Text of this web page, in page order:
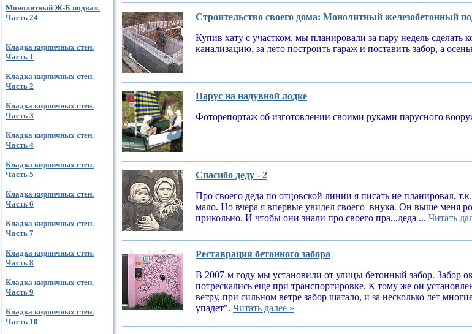
Монолитный Ж-Б подвал.
Часть 24
Кладка кирпичных стен.
Часть 1
Кладка кирпичных стен.
Часть 2
Кладка кирпичных стен.
Часть 3
Кладка кирпичных стен.
Часть 4
Кладка кирпичных стен.
Часть 5
Кладка кирпичных стен.
Часть 6
Кладка кирпичных стен.
Часть 7
Кладка кирпичных стен.
Часть 8
Кладка кирпичных стен.
Часть 9
Кладка кирпичных стен.
Часть 10
Строительство своего дома: Монолитный железобетонный
Купив хату с участком, мы планировали за пару недель сделать
канализацию, за лето построить гараж и поставить забор, а
Парус на надувной лодке
Фоторепортаж об изготовлении своими руками парусного
Спасибо деду - 2
Про своего деда по отцовской линии я писать не планировал,
мало. Но вчера я впервые увидел своего внука. Он выше меня
прикольно. И чтобы они знали про своего пра...деда ... Читать
Реставрация бетонного забора
В 2007-м году мы установили от улицы бетонный забор. Забор
потрескались еще при транспортировке. К тому же он
ветру, при сильном ветре забор шатало, и за несколько лет
упадет". Читать далее »